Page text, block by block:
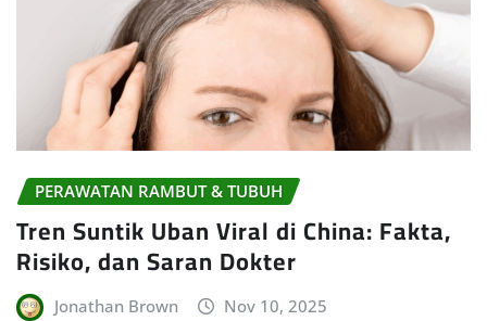
PERAWATAN RAMBUT & TUBUH
Tren Suntik Uban Viral di China: Fakta,
Risiko, dan Saran Dokter
Jonathan Brown Nov 10, 2025